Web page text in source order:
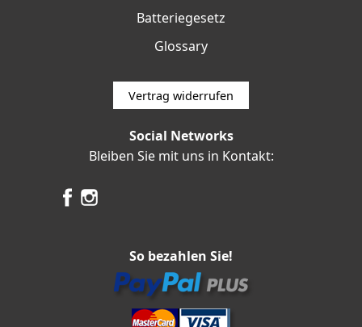
Batteriegesetz
Glossary
Vertrag widerrufen
Social Networks
Bleiben Sie mit uns in Kontakt:
So bezahlen Sie!